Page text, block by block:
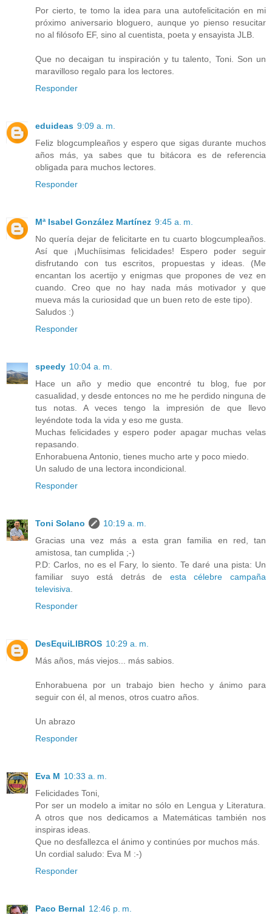
Por cierto, te tomo la idea para una autofelicitación en mi
próximo aniversario bloguero, aunque yo pienso resucitar
no al filósofo EF, sino al cuentista, poeta y ensayista JLB.
Que no decaigan tu inspiración y tu talento, Toni. Son un
maravilloso regalo para los lectores.
Responder
eduideas 9:09 a. m.
Feliz blogcumpleaños y espero que sigas durante muchos
años más, ya sabes que tu bitácora es de referencia
obligada para muchos lectores.
Responder
Mª Isabel González Martínez 9:45 a. m.
No quería dejar de felicitarte en tu cuarto blogcumpleaños.
Así que ¡Muchíisimas felicidades! Espero poder seguir
disfrutando con tus escritos, propuestas y ideas. (Me
encantan los acertijo y enigmas que propones de vez en
cuando. Creo que no hay nada más motivador y que
mueva más la curiosidad que un buen reto de este tipo).
Saludos :)
Responder
speedy 10:04 a. m.
Hace un año y medio que encontré tu blog, fue por
casualidad, y desde entonces no me he perdido ninguna de
tus notas. A veces tengo la impresión de que llevo
leyéndote toda la vida y eso me gusta.
Muchas felicidades y espero poder apagar muchas velas
repasando.
Enhorabuena Antonio, tienes mucho arte y poco miedo.
Un saludo de una lectora incondicional.
Responder
Toni Solano
10:19 a. m.
Gracias una vez más a esta gran familia en red, tan
amistosa, tan cumplida ;-)
P.D: Carlos, no es el Fary, lo siento. Te daré una pista: Un
familiar suyo está detrás de esta célebre campaña
televisiva
Responder
DesEquiLIBROS 10:29 a. m.
Más años, más viejos... más sabios.
Enhorabuena por un trabajo bien hecho y ánimo para
seguir con él, al menos, otros cuatro años.
Un abrazo
Responder
Eva M 10:33 a. m.
Felicidades Toni,
Por ser un modelo a imitar no sólo en Lengua y Literatura.
A otros que nos dedicamos a Matemáticas también nos
inspiras ideas.
Que no desfallezca el ánimo y continúes por muchos más.
Un cordial saludo: Eva M :-)
Responder
Paco Bernal 12:46 p. m.